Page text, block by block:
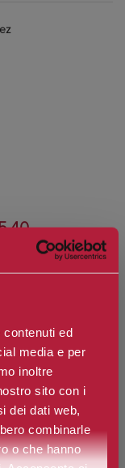
ed
media e per
inoltre
sito con i
dei dati web,
combinarle
o che hanno
prodotto